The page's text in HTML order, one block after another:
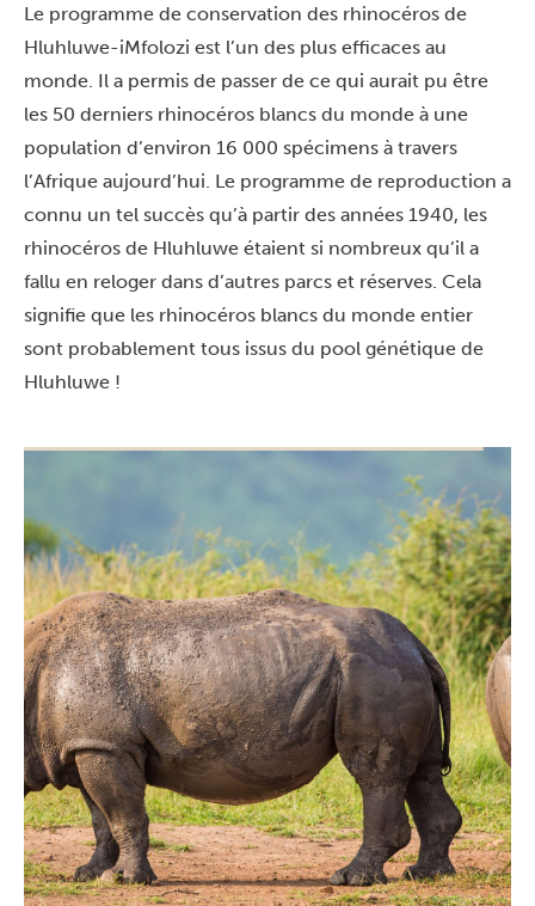
Le programme de conservation des rhinocéros de
Hluhluwe-iMfolozi est l’un des plus efficaces au
monde. Il a permis de passer de ce qui aurait pu être
les 50 derniers rhinocéros blancs du monde à une
population d’environ 16 000 spécimens à travers
l’Afrique aujourd’hui. Le programme de reproduction a
connu un tel succès qu’à partir des années 1940, les
rhinocéros de Hluhluwe étaient si nombreux qu’il a
fallu en reloger dans d’autres parcs et réserves. Cela
signifie que les rhinocéros blancs du monde entier
sont probablement tous issus du pool génétique de
Hluhluwe !
Activités dans la réserve de Hluhluwe-
iMfolozi
Safaris à pied guidés sur d’anciens sentiers